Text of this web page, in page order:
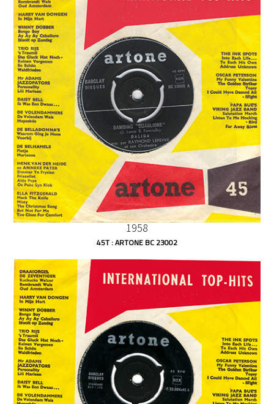
1958
45T : ARTONE BC 23002